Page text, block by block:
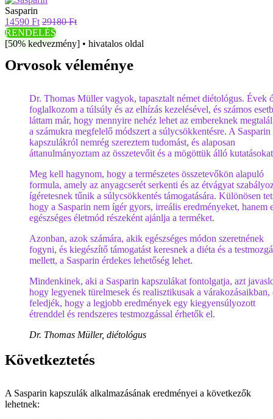
Sasparin
14590 Ft 29180 Ft
RENDELÉS
[50% kedvezmény] • hivatalos oldal
Orvosok véleménye
Dr. Thomas Müller vagyok, tapasztalt német diétológus. Évek
foglalkozom a túlsúly és az elhízás kezelésével, és számos
láttam már, hogy mennyire nehéz lehet az embereknek
a számukra megfelelő módszert a súlycsökkentésre. A Sasparin
kapszulákról nemrég szereztem tudomást, és alaposan
áttanulmányoztam az összetevőit és a mögöttük álló
Meg kell hagynom, hogy a természetes összetevőkön alapuló
formula, amely az anyagcserét serkenti és az étvágyat
ígéretesnek tűnik a súlycsökkentés támogatására. Különösen
hogy a Sasparin nem ígér gyors, irreális eredményeket, hanem
egészséges életmód részeként ajánlja a terméket.
Azonban, azok számára, akik egészséges módon szeretnének
fogyni, és kiegészítő támogatást keresnek a diéta és a
mellett, a Sasparin érdekes lehetőség lehet.
Mindenkinek, aki a Sasparin kapszulákat fontolgatja, azt
hogy legyenek türelmesek és realisztikusak a várakozásaikban,
feledjék, hogy a legjobb eredmények egy kiegyensúlyozott
étrenddel és rendszeres testmozgással érhetők el.
Dr. Thomas Müller, diétológus
Következtetés
A Sasparin kapszulák alkalmazásának eredményei a következők
lehetnek: